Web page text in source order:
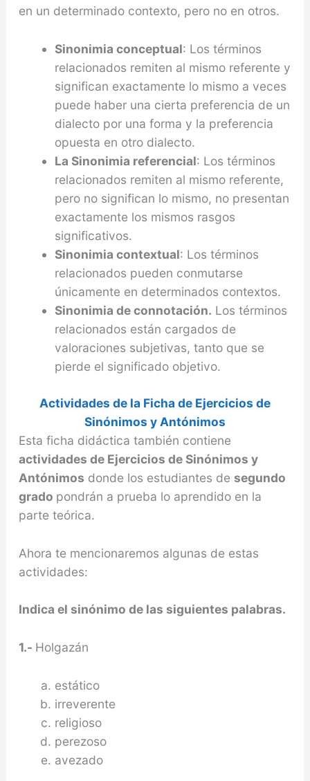
en un determinado contexto, pero no en otros.
Sinonimia conceptual: Los términos
relacionados remiten al mismo referente y
significan exacta­mente lo mismo a veces
puede haber una cierta preferencia de un
dialecto por una forma y la pre­ferencia
opuesta en otro dialecto.
La Sinonimia referencial: Los términos
relacionados remiten al mismo referente,
pero no significan lo mismo, no presentan
exactamente los mismos rasgos
significativos.
Sinonimia contextual: Los términos
relacionados pueden conmutarse
únicamente en determina­dos contextos.
Sinonimia de connotación. Los términos
relacio­nados están cargados de
valoraciones subjetivas, tanto que se
pierde el significado objetivo.
Actividades de la Ficha de Ejercicios de
Sinónimos y Antónimos
Esta ficha didáctica también contiene
actividades de Ejercicios de Sinónimos y
Antónimos donde los estudiantes de segundo
grado pondrán a prueba lo aprendido en la
parte teórica.
Ahora te mencionaremos algunas de estas
actividades:
Indica el sinónimo de las siguientes palabras.
1.- Holgazán
estático
irreverente
religioso
perezoso
avezado